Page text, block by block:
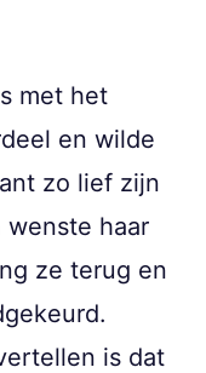
met het
en wilde
zo lief zijn
wenste haar
ze terug en
is dat